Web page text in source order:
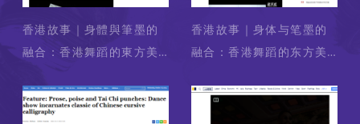
香港故事｜身體與筆墨的
融合：香港舞蹈的東方美
2024-10-13
香港故事｜身体与笔墨的
融合：香港舞蹈的东方美
点）2024-10-13